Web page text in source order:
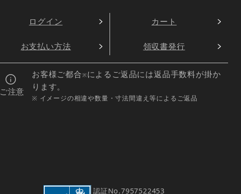
ログイン カート
お支払い方法 領収書発行
ご注意
お客様ご都合※によるご返品には返品手数料が掛か
ります。
※ イメージの相違や数量・寸法間違え等によるご返品
認証No.7957522453